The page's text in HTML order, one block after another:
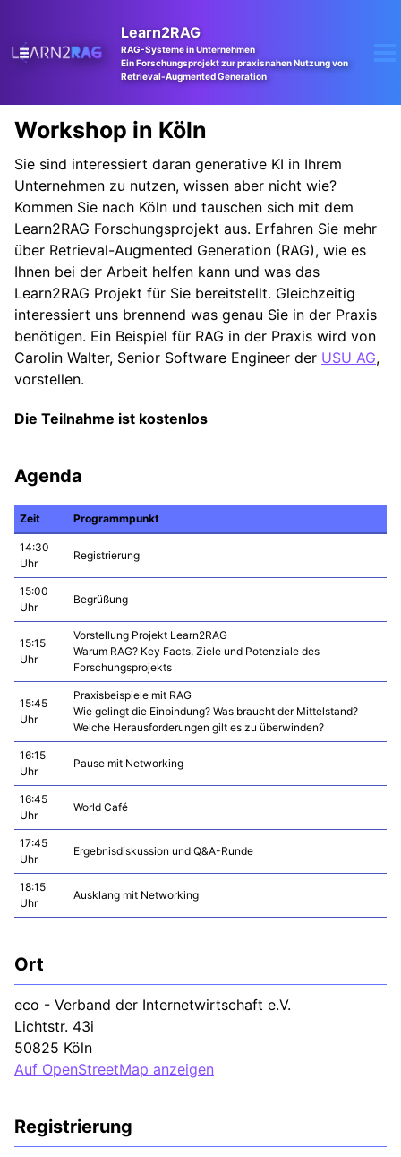
primary
content
footer
Learn2RAG
RAG-Systeme in Unternehmen
Ein Forschungsprojekt zur praxisnahen Nutzung von
Retrieval-Augmented Generation
Workshop in Köln
Sie sind interessiert daran generative KI in Ihrem
Unternehmen zu nutzen, wissen aber nicht wie?
Kommen Sie nach Köln und tauschen sich mit dem
Learn2RAG Forschungsprojekt aus. Erfahren Sie mehr
über Retrieval-Augmented Generation (RAG), wie es
Ihnen bei der Arbeit helfen kann und was das
Learn2RAG Projekt für Sie bereitstellt. Gleichzeitig
interessiert uns brennend was genau Sie in der Praxis
benötigen. Ein Beispiel für RAG in der Praxis wird von
Carolin Walter, Senior Software Engineer der USU AG,
vorstellen.
Die Teilnahme ist kostenlos
Agenda
Zeit Programmpunkt
14:30
Uhr
Registrierung
15:00
Uhr
Begrüßung
15:15
Uhr
Vorstellung Projekt Learn2RAG
Warum RAG? Key Facts, Ziele und Potenziale des
Forschungsprojekts
15:45
Uhr
Praxisbeispiele mit RAG
Wie gelingt die Einbindung? Was braucht der Mittelstand?
Welche Herausforderungen gilt es zu überwinden?
16:15
Uhr
Pause mit Networking
16:45
Uhr
World Café
17:45
Uhr
Ergebnisdiskussion und Q&A-Runde
18:15
Uhr
Ausklang mit Networking
Ort
eco - Verband der Internetwirtschaft e.V.
Lichtstr. 43i
50825 Köln
Auf OpenStreetMap anzeigen
Registrierung